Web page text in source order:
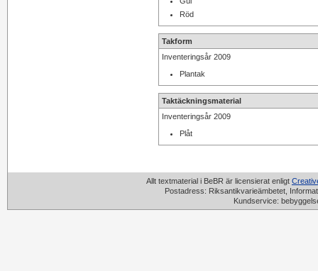
Röd
Takform
Inventeringsår 2009
Plantak
Taktäckningsmaterial
Inventeringsår 2009
Plåt
Allt textmaterial i BeBR är licensierat enligt
Postadress: Riksantikvarieämbetet,
Kundservice: